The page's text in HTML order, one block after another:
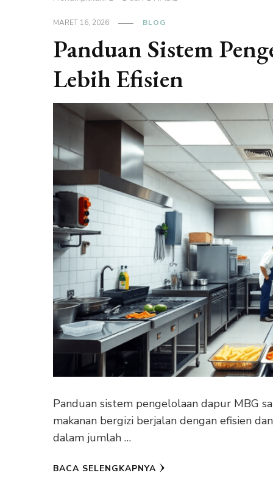
MARET 16, 2026 BLOG
Panduan Sistem
Lebih Efisien
Panduan sistem pengelolaan dapur MBG
makanan bergizi berjalan dengan efisien
dalam jumlah …
BACA SELENGKAPNYA